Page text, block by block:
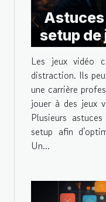
Astuces
setup de
une
Les jeux vidéo
distraction. Ils
une carrière
jouer à des jeux
Plusieurs
setup afin
Un...